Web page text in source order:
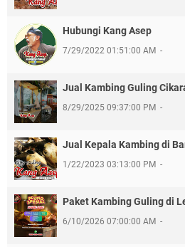
Hubungi Kang Asep
7/29/2022 01:51:00 AM
Jual Kambing Guling
8/29/2025 09:37:00 PM
Jual Kepala Kambing di
1/22/2023 03:13:00 PM
Paket Kambing Guling di
6/10/2026 07:00:00 AM